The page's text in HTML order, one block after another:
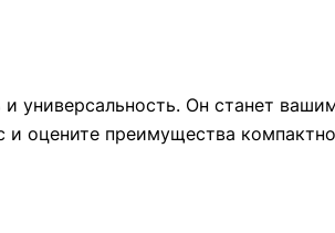
универсальность. Он станет
оцените преимущества